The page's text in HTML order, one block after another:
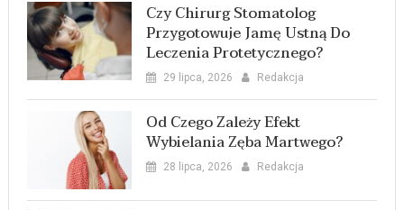
Czy Chirurg Stomatolog
Przygotowuje Jamę Ustną Do
Leczenia Protetycznego?
29 lipca, 2026 Redakcja
Od Czego Zależy Efekt
Wybielania Zęba Martwego?
28 lipca, 2026 Redakcja